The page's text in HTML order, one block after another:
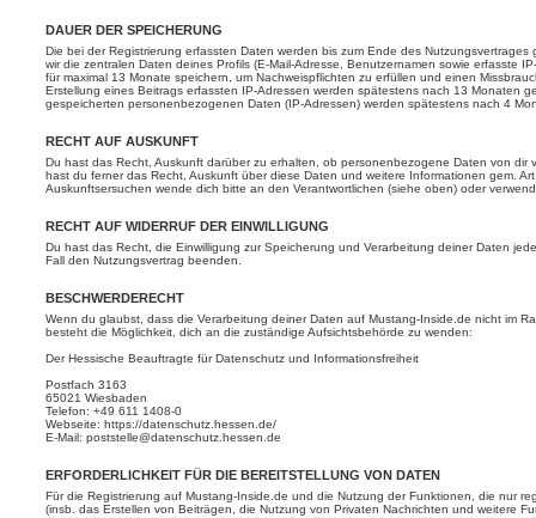
DAUER DER SPEICHERUNG
Die bei der Registrierung erfassten Daten werden bis zum Ende des Nutzungsvertrages
wir die zentralen Daten deines Profils (E-Mail-Adresse, Benutzernamen sowie erfasste
für maximal 13 Monate speichern, um Nachweispflichten zu erfüllen und einen
Erstellung eines Beitrags erfassten IP-Adressen werden spätestens nach 13 Monaten
gespeicherten personenbezogenen Daten (IP-Adressen) werden spätestens nach 4
RECHT AUF AUSKUNFT
Du hast das Recht, Auskunft darüber zu erhalten, ob personenbezogene Daten von dir
hast du ferner das Recht, Auskunft über diese Daten und weitere Informationen gem.
Auskunftsersuchen wende dich bitte an den Verantwortlichen (siehe oben) oder
RECHT AUF WIDERRUF DER EINWILLIGUNG
Du hast das Recht, die Einwilligung zur Speicherung und Verarbeitung deiner Daten
Fall den Nutzungsvertrag beenden.
BESCHWERDERECHT
Wenn du glaubst, dass die Verarbeitung deiner Daten auf Mustang-Inside.de nicht im
besteht die Möglichkeit, dich an die zuständige Aufsichtsbehörde zu wenden:
Der Hessische Beauftragte für Datenschutz und Informationsfreiheit
Postfach 3163
65021 Wiesbaden
Telefon: +49 611 1408-0
Webseite: https://datenschutz.hessen.de/
E-Mail: poststelle@datenschutz.hessen.de
ERFORDERLICHKEIT FÜR DIE BEREITSTELLUNG VON DATEN
Für die Registrierung auf Mustang-Inside.de und die Nutzung der Funktionen, die nur
(insb. das Erstellen von Beiträgen, die Nutzung von Privaten Nachrichten und weitere